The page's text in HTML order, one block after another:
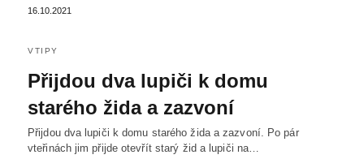
16.10.2021
VTIPY
Přijdou dva lupiči k domu
starého žida a zazvoní
Přijdou dva lupiči k domu starého žida a zazvoní. Po pár
vteřinách jim přijde otevřít starý žid a lupiči na…